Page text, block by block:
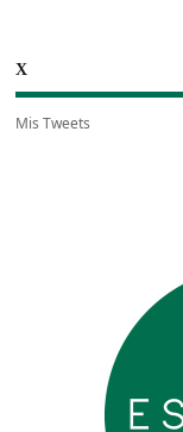
X
Mis Tweets